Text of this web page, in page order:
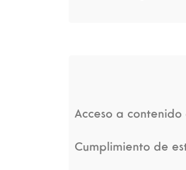
Acceso a
Cumplimiento de